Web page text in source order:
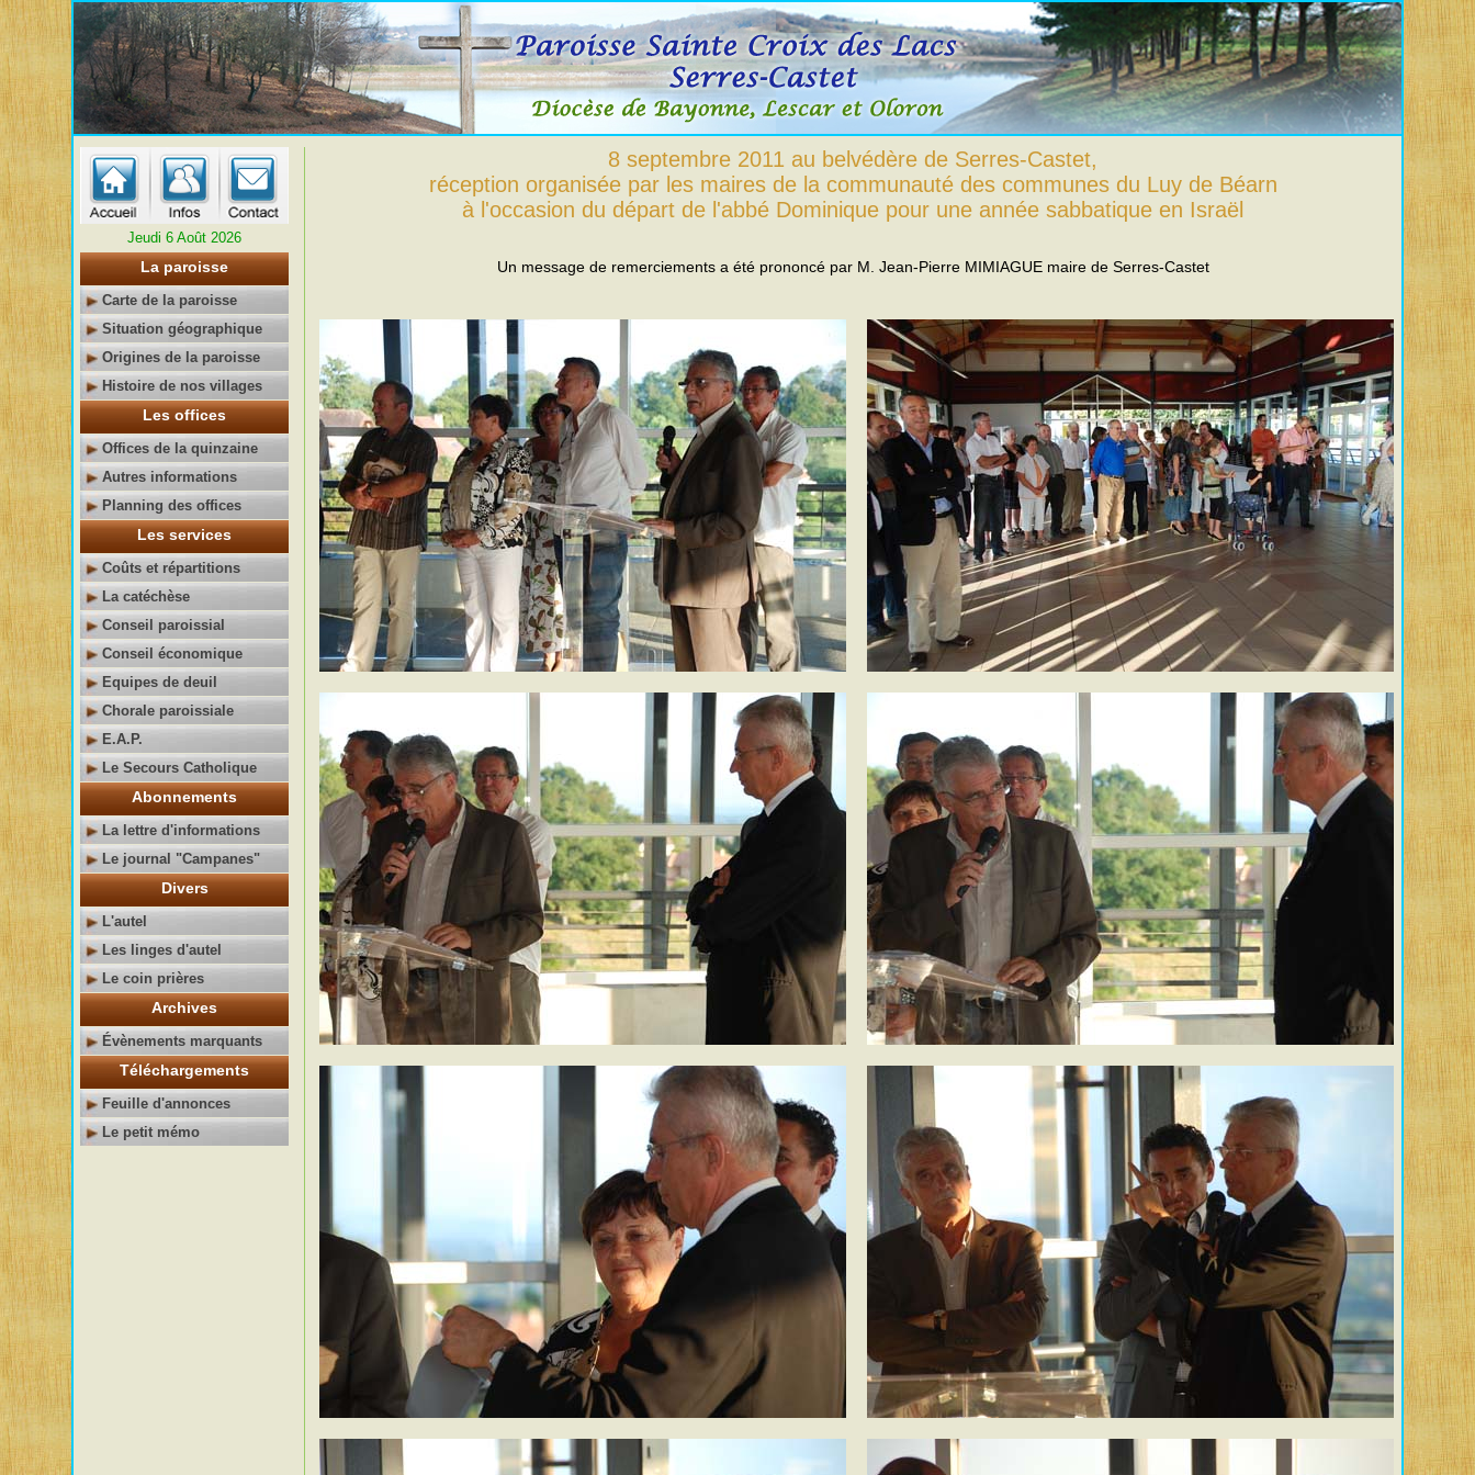
Jeudi 6 Août 2026
La paroisse
Carte de la paroisse
Situation géographique
Origines de la paroisse
Histoire de nos villages
Les offices
Offices de la quinzaine
Autres informations
Planning des offices
Les services
Coûts et répartitions
La catéchèse
Conseil paroissial
Conseil économique
Equipes de deuil
Chorale paroissiale
E.A.P.
Le Secours Catholique
Abonnements
La lettre d'informations
Le journal "Campanes"
Divers
L'autel
Les linges d'autel
Le coin prières
Archives
Évènements marquants
Téléchargements
Feuille d'annonces
Le petit mémo
8 septembre 2011 au belvédère de Serres-Castet,
réception organisée par les maires de la communauté des communes du Luy de Béarn
à l'occasion du départ de l'abbé Dominique pour une année sabbatique en Israël
Un message de remerciements a été prononcé par M. Jean-Pierre MIMIAGUE maire de Serres-Castet